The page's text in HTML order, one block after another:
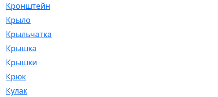
Кронштейн
Крыло
Крыльчатка
Крышка
Крышки
Крюк
Кулак